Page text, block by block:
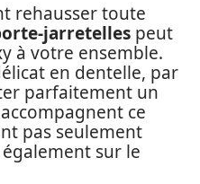
rehausser toute
jarretelles peut
à votre ensemble.
en dentelle, par
parfaitement un
ce
pas seulement
sur le